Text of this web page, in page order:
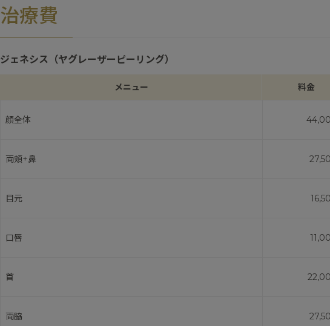
治療費
ジェネシス（ヤグレーザーピーリング）
メニュー 料金
顔全体
両頬+鼻
目元
口唇
首
両脇